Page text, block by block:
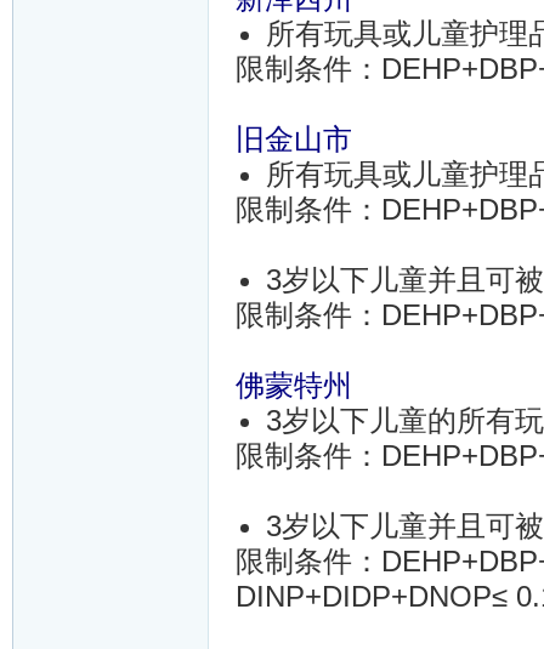
所有玩具或儿童护理
限制条件：
旧金山市
所有玩具或儿童护理
限制条件：
3岁以下儿童并且可
限制条件：
佛蒙特州
3岁以下儿童的所有
限制条件：
3岁以下儿童并且可
限制条件：
DINP+DIDP+DNOP≤